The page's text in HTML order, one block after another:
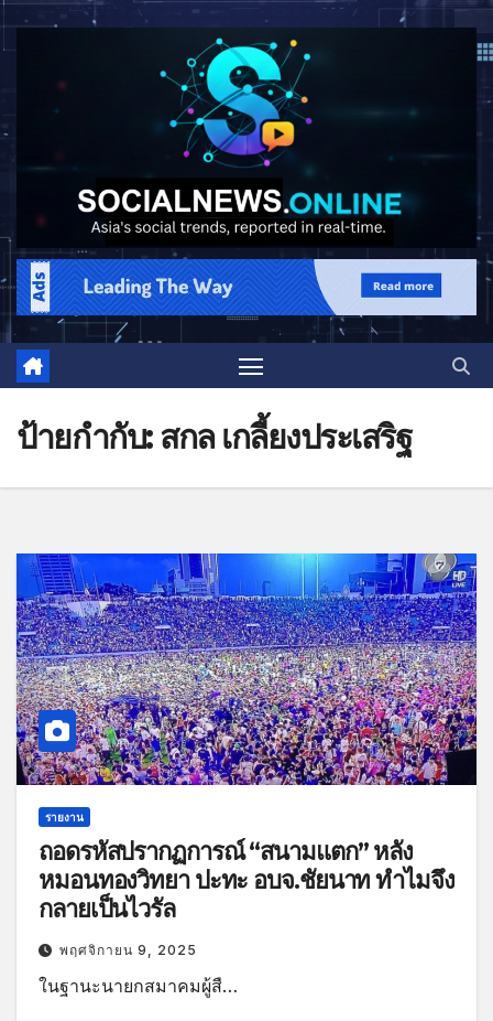
ป้ายกำกับ:สกล เกลี้ยงประเสริฐ
รายงาน
ถอดรหัสปรากฏการณ์ “สนามแตก” หลัง
หมอนทองวิทยา ปะทะ อบจ.ชัยนาท ทำไมจึง
กลายเป็นไวรัล
พฤศจิกายน 9, 2025
ในฐานะนายกสมาคมผู้สื…